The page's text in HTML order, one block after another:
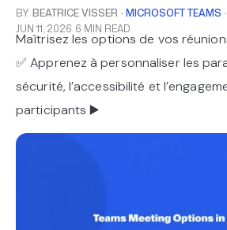
BY BEATRICE VISSER · MICROSOFT TEAMS ·
JUN 11, 2026 6 MIN READ
Maîtrisez les options de vos
✅ Apprenez à personnaliser les
sécurité, l’accessibilité et
participants ▶️